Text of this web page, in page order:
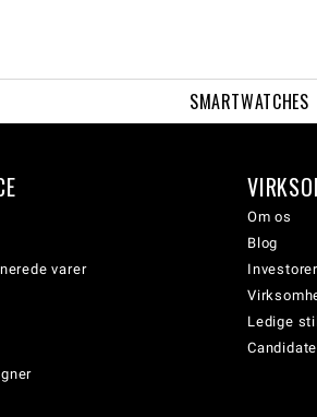
SMARTWATCHES
varer
Om os
Blog
Investorer
Ledige